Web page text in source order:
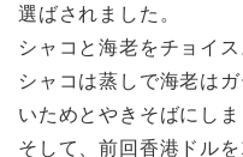
選ばされました。
シャコと海老をチョイス
シャコは蒸しで海老は
いためとやきそばにしま
そして、前回香港ドル